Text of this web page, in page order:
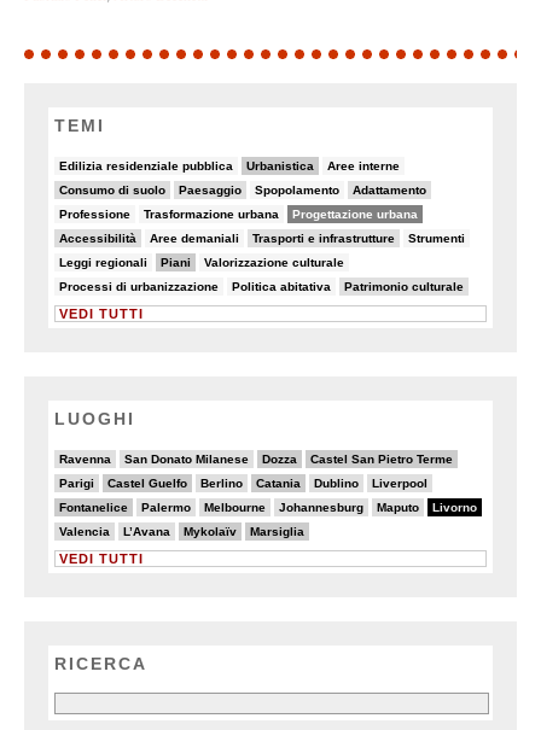
TEMI
Edilizia residenziale pubblica
7/82 Urbanistica
26/82 Aree interne
8/82
Consumo di suolo
19/82 Paesaggio
13/82 Spopolamento
6/82 Adattamento
13/82
Professione
5/82 Trasformazione urbana
8/82 Progettazione urbana
50/82
Accessibilità
23/82 Aree demaniali
5/82 Trasporti e infrastrutture
15/82 Strumenti
6/82
Leggi regionali
5/82 Piani
28/82 Valorizzazione culturale
6/82
Processi di urbanizzazione
8/82 Politica abitativa
8/82 Patrimonio culturale
9/82
VEDI TUTTI
LUOGHI
Ravenna
3/20 San Donato Milanese
3/20 Dozza
6/20 Castel San Pietro Terme
6/20
Parigi
4/20 Castel Guelfo
6/20 Berlino
2/20 Catania
6/20 Dublino
3/20 Liverpool
3/20
Fontanelice
6/20 Palermo
2/20 Melbourne
5/20 Johannesburg
3/20 Maputo
4/20 Livorno
20/20
Valencia
5/20 L’Avana
2/20 Mykolaïv
7/20 Marsiglia
6/20
VEDI TUTTI
RICERCA